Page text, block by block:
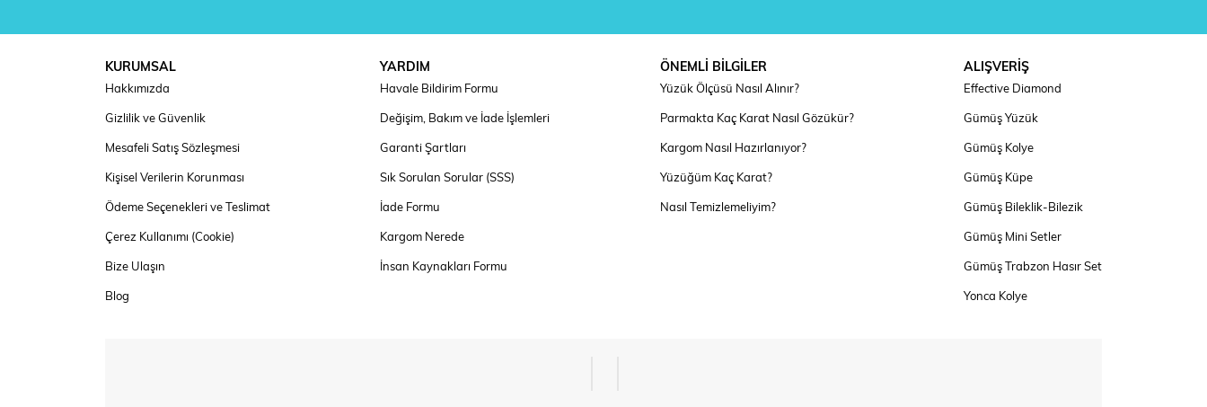
KURUMSAL
Hakkımızda
Gizlilik ve Güvenlik
Mesafeli Satış Sözleşmesi
Kişisel Verilerin Korunması
Ödeme Seçenekleri ve Teslimat
Çerez Kullanımı (Cookie)
Bize Ulaşın
Blog
YARDIM
Havale Bildirim Formu
Değişim, Bakım ve İade İşlemleri
Garanti Şartları
Sık Sorulan Sorular (SSS)
İade Formu
Kargom Nerede
İnsan Kaynakları Formu
ÖNEMLİ BİLGİLER
Yüzük Ölçüsü Nasıl Alınır?
Parmakta Kaç Karat Nasıl Gözükür?
Kargom Nasıl Hazırlanıyor?
Yüzüğüm Kaç Karat?
Nasıl Temizlemeliyim?
ALIŞVERİŞ
Effective Diamond
Gümüş Yüzük
Gümüş Kolye
Gümüş Küpe
Gümüş Bileklik-Bilezik
Gümüş Mini Setler
Gümüş Trabzon Hasır Set
Yonca Kolye